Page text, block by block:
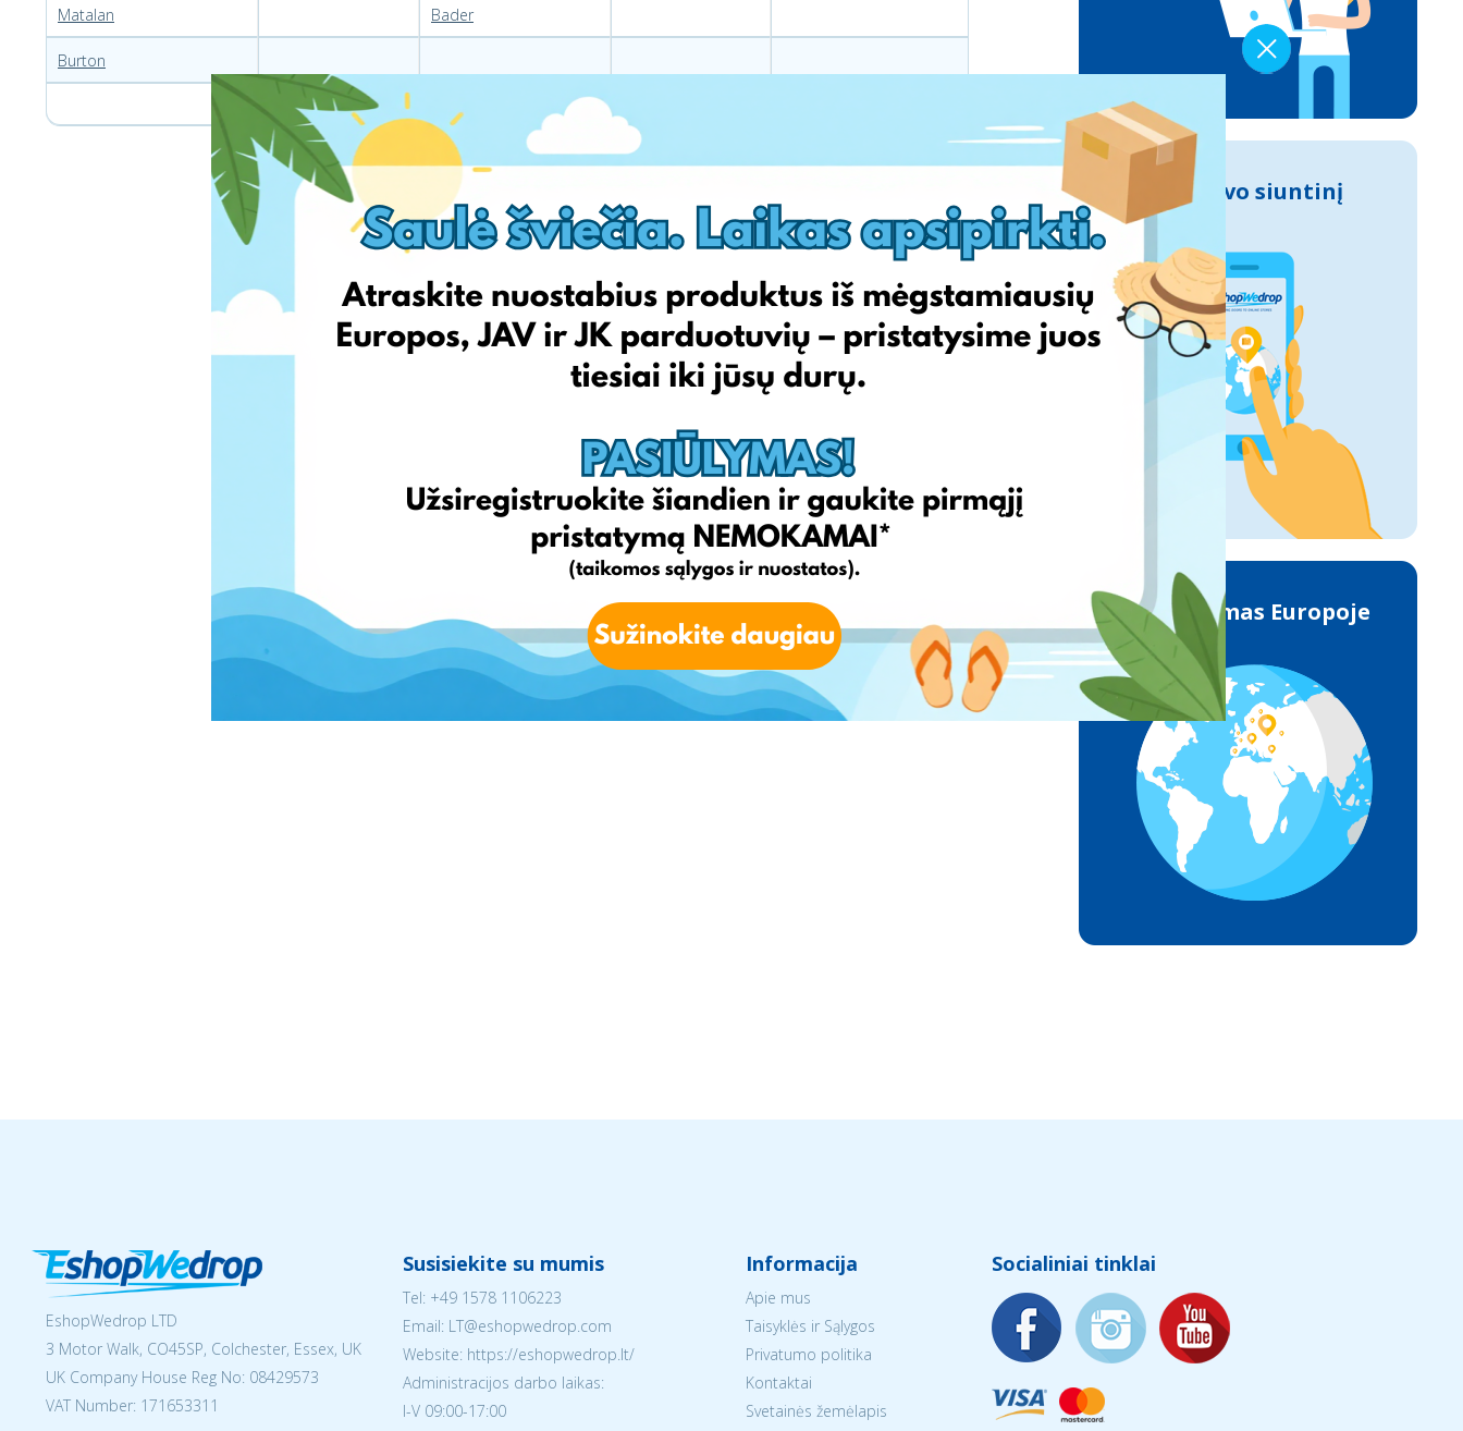
Matalan Bader
Burton
Sek savo siuntinį
Pristatymas Europoje
EshopWedrop LTD
3 Motor Walk, CO45SP, Colchester, Essex, UK
UK Company House Reg No: 08429573
VAT Number: 171653311
Susisiekite su mumis
Tel: +49 1578 1106223
Email: LT@eshopwedrop.com
Website: https://eshopwedrop.lt/
Administracijos darbo laikas:
I-V 09:00-17:00
Informacija
Apie mus
Taisyklės ir Sąlygos
Privatumo politika
Kontaktai
Svetainės žemėlapis
Socialiniai tinklai